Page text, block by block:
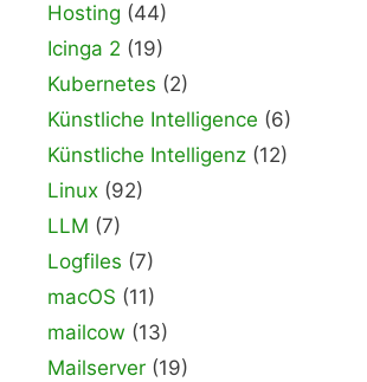
Hosting (44)
Icinga 2 (19)
Kubernetes (2)
Künstliche Intelligence (6)
Künstliche Intelligenz (12)
Linux (92)
LLM (7)
Logfiles (7)
macOS (11)
mailcow (13)
Mailserver (19)